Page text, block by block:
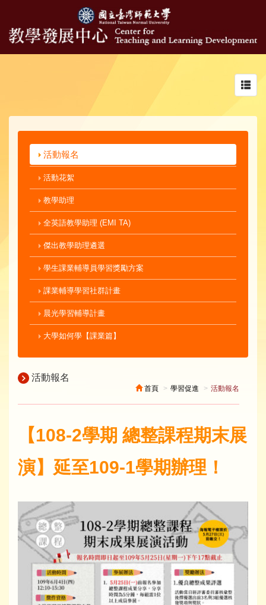
活動報名
活動花絮
教學助理
全英語教學助理 (EMI TA)
傑出教學助理遴選
學生課業輔導員學習獎勵方案
課業輔導學習社群計畫
晨光學習輔導計畫
大學如何學【課業篇】
活動報名
首頁 學習促進 活動報名
【108-2學期 總整課程期末展
演】延至109-1學期辦理！